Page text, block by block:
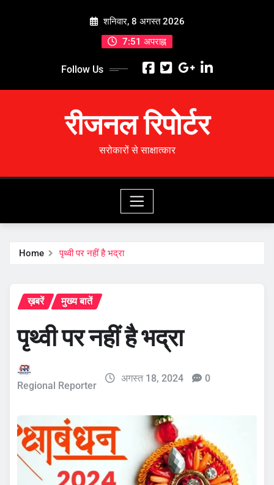
शनिवार, 8 अगस्त 2026
7:51 अपराह्न
Follow Us
रीजनल रिपोर्टर
सरोकारों से साक्षात्कार
Home पृथ्वी पर नहीं है भद्रा
ख़बरें मुख्य बातें
पृथ्वी पर नहीं है भद्रा
Regional Reporter
अगस्त 18, 2024 0